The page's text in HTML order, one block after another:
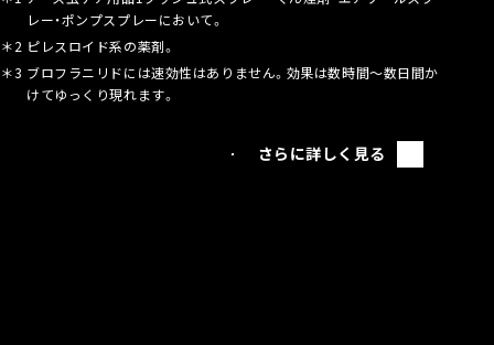
レー・ポンプスプレーにおいて。
＊2 ピレスロイド系の薬剤。
＊3 ブロフラニリドには速効性はありません。効果は数時間～数日間か
けてゆっくり現れます。
さらに詳しく見る